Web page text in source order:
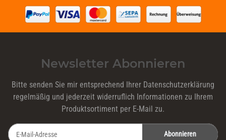
Newsletter Abonnieren
Bitte senden Sie mir entsprechend Ihrer Datenschutzerklärung
regelmäßig und jederzeit widerruflich Informationen zu Ihrem
Produktsortiment per E-Mail zu.
Abonnieren